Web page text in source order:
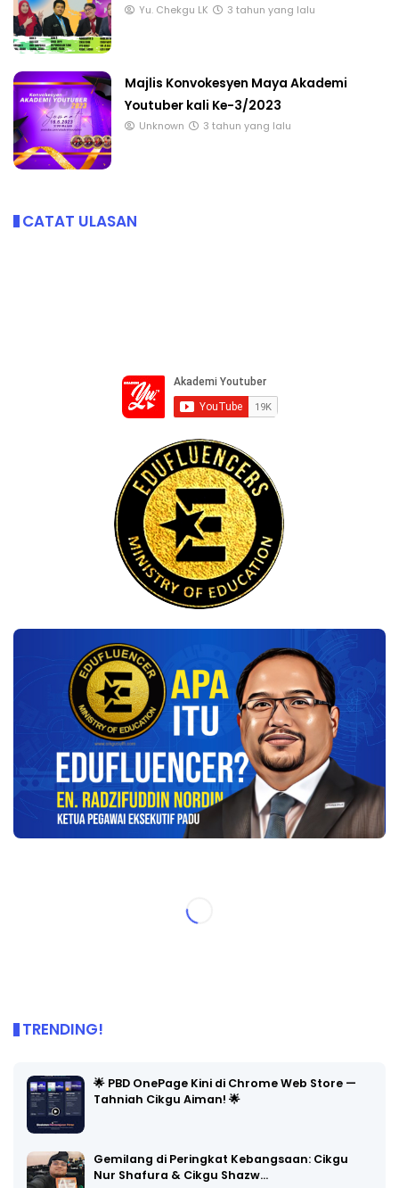
Yu. Chekgu LK 3 tahun yang lalu
Majlis Konvokesyen Maya Akademi
Youtuber kali Ke-3/2023
Unknown 3 tahun yang lalu
CATAT ULASAN
TRENDING!
🌟 PBD OnePage Kini di Chrome Web Store —
Tahniah Cikgu Aiman! 🌟
Gemilang di Peringkat Kebangsaan: Cikgu
Nur Shafura & Cikgu Shazw…